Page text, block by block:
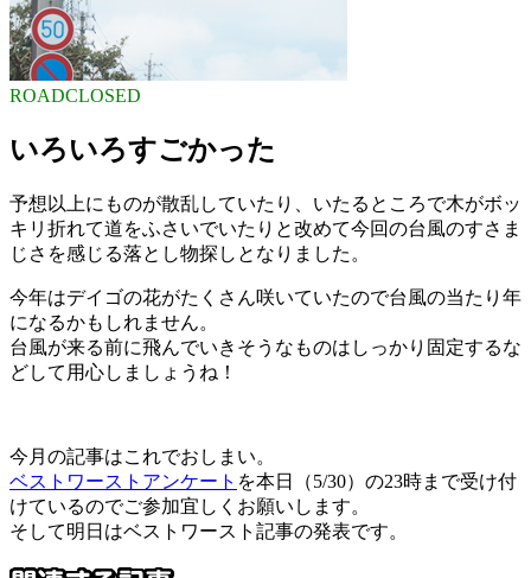
ROADCLOSED
いろいろすごかった
予想以上にものが散乱していたり、いたるところで木がボッ
キリ折れて道をふさいでいたりと改めて今回の台風のすさま
じさを感じる落とし物探しとなりました。
今年はデイゴの花がたくさん咲いていたので台風の当たり年
になるかもしれません。
台風が来る前に飛んでいきそうなものはしっかり固定するな
どして用心しましょうね！
今月の記事はこれでおしまい。
ベストワーストアンケート を本日（5/30）の23時まで受け付
けているのでご参加宜しくお願いします。
そして明日はベストワースト記事の発表です。